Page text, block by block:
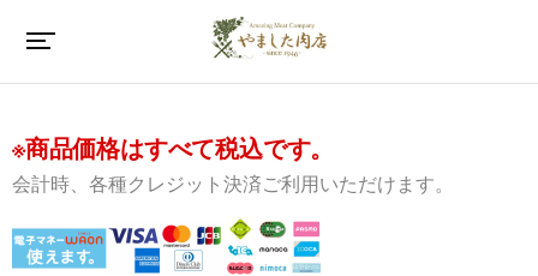
※商品価格はすべて税込です。
会計時、各種クレジット決済ご利用いただけます。